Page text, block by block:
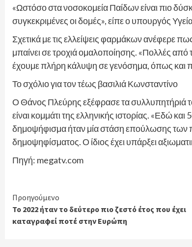
«Ωστόσο στα νοσοκομεία Παίδων είναι πιο
συγκεκριμένες οι δομές», είπε ο υπουργός
Σχετικά με τις ελλείψεις φαρμάκων ανέφερε
μπαίνει σε τροχιά ομαλοποίησης. «Πολλές από
έχουμε πλήρη κάλυψη σε γενόσημα, όπως και
Το σχόλιο για τον τέως βασιλιά Κωνσταντίνο
Ο Θάνος Πλεύρης εξέφρασε τα συλλυπητήριά
είναι κομμάτι της ελληνικής ιστορίας. «Εδώ
δημοψήφισμα ήταν μία στάση επούλωσης των
δημοψηφίσματος. Ο ίδιος έχει υπάρξει
Πηγή: megatv.com
Continue
Reading
Προηγούμενο
Το 2022 ήταν το δεύτερο πιο ζεστό έτος που έχει
καταγραφεί ποτέ στην Ευρώπη